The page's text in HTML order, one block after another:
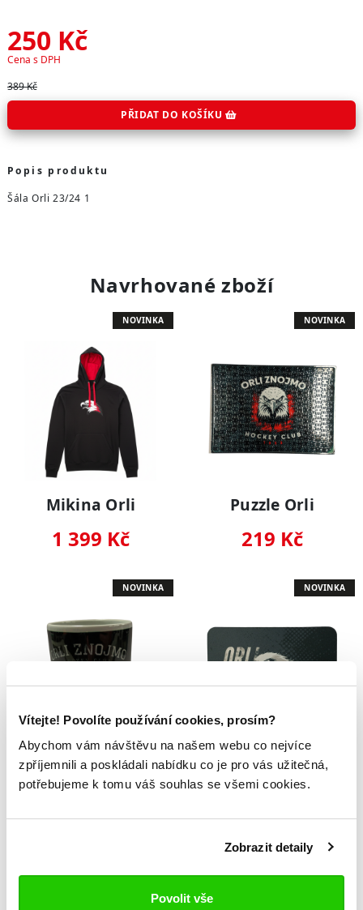
Vítejte! Povolíte používání cookies, prosím?
Abychom vám návštěvu na našem webu co nejvíce
zpříjemnili a poskládali nabídku co je pro vás užitečná,
potřebujeme k tomu váš souhlas se všemi cookies.
Zobrazit detaily
Povolit vše
PŘIDAT DO KOŠÍKU
389 Kč
250 Kč
Cena s DPH
Popis produktu
Šála Orli 23/24 1
Navrhované zboží
NOVINKA
Mikina Orli
1 399 Kč
NOVINKA
Puzzle Orli
219 Kč
NOVINKA
HRNEK Orli
199 Kč
NOVINKA
Podložka pod
myš Orli
229 Kč
NOVINKA NOVINKA